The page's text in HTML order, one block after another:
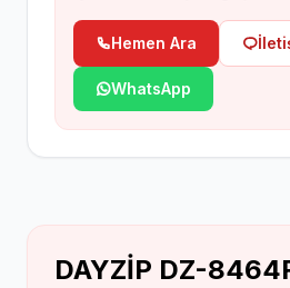
Hemen Ara
WhatsApp
DAYZİP DZ-